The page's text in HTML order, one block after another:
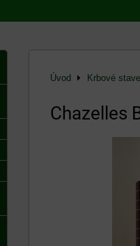
Úvod Krbové
Chazelles